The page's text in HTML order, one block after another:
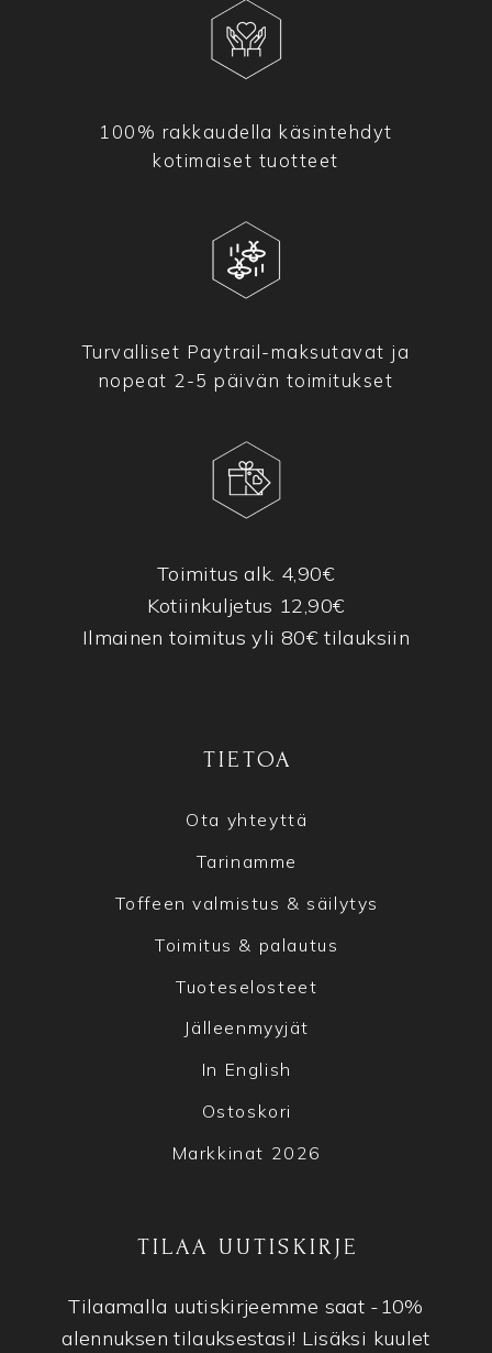
100% rakkaudella käsintehdyt
kotimaiset tuotteet
Turvalliset Paytrail-maksutavat ja
nopeat 2-5 päivän toimitukset
Toimitus alk. 4,90€
Kotiinkuljetus 12,90€
Ilmainen toimitus yli 80€ tilauksiin
TIETOA
Ota yhteyttä
Tarinamme
Toffeen valmistus & säilytys
Toimitus & palautus
Tuoteselosteet
Jälleenmyyjät
In English
Ostoskori
Markkinat 2026
TILAA UUTISKIRJE
Tilaamalla uutiskirjeemme saat -10%
alennuksen tilauksestasi! Lisäksi kuulet